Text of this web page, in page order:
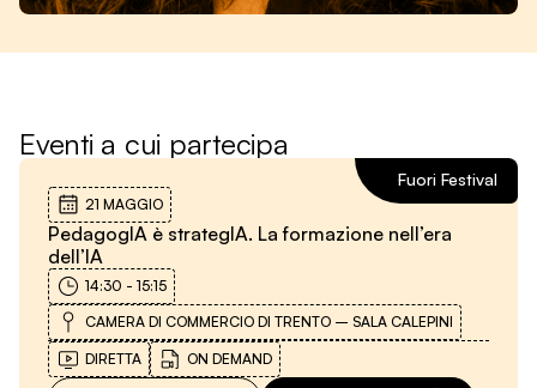
Eventi a cui partecipa
21 MAGGIO
PedagogIA è strategIA. La formazione nell’era
dell’IA
Fuori Festival
14:30 - 15:15
CAMERA DI COMMERCIO DI TRENTO – SALA CALEPINI
DIRETTA ON DEMAND